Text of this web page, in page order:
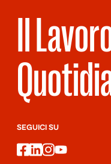
Il
SEGUICI SU
facebook
linkedin
instagram
youtube